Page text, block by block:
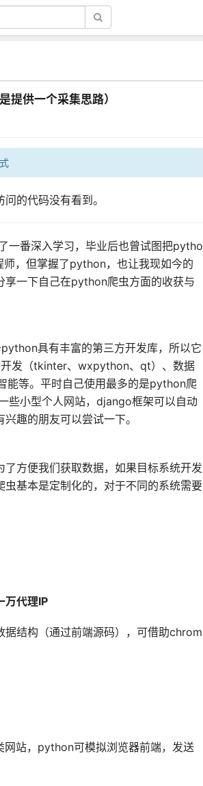
供一个采集思路）
的代码没有看到。
一番深入学习，毕业后也曾试图把pytho
，但掌握了python，也让我现如今的
享一下自己在python爬虫方面的收获与
具有丰富的第三方开发库，所以它
发（tkinter、wxpython、qt）、数据
能等。平时自己使用最多的是python爬
些小型个人网站，django框架可以自动
趣的朋友可以尝试一下。
方便我们获取数据，如果目标系统开发
基本是定制化的，对于不同的系统需要
万代理IP
结构（通过前端源码），可借助chrom
站，python可模拟浏览器前端，发送